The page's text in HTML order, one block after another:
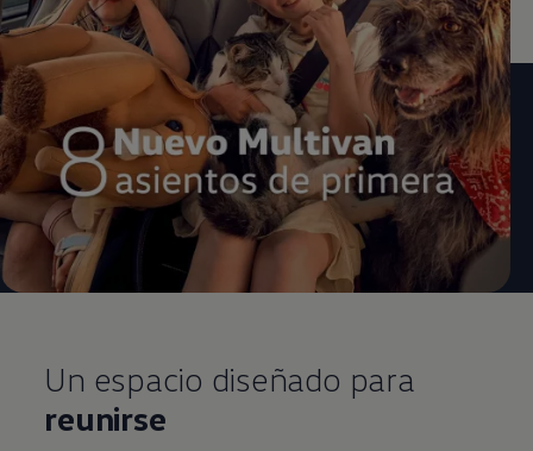
Un espacio diseñado para
reunirse